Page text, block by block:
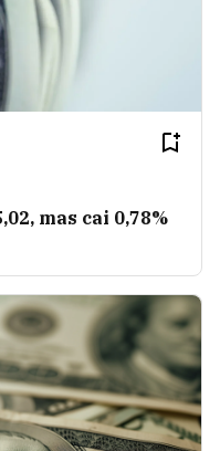
mas cai 0,78%